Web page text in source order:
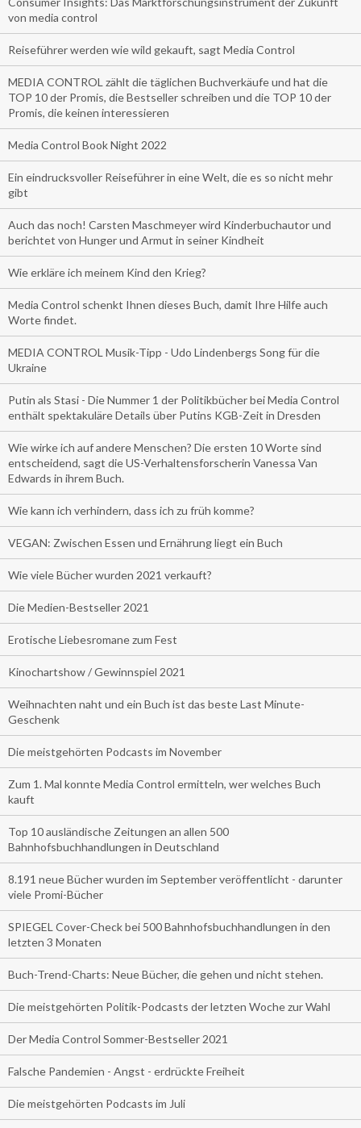
von media control
Reiseführer werden wie wild gekauft, sagt Media Control
MEDIA CONTROL zählt die täglichen Buchverkäufe und hat die
TOP 10 der Promis, die Bestseller schreiben und die TOP 10 der
Promis, die keinen interessieren
Media Control Book Night 2022
Ein eindrucksvoller Reiseführer in eine Welt, die es so nicht mehr
gibt
Auch das noch! Carsten Maschmeyer wird Kinderbuchautor und
berichtet von Hunger und Armut in seiner Kindheit
Wie erkläre ich meinem Kind den Krieg?
Media Control schenkt Ihnen dieses Buch, damit Ihre Hilfe auch
Worte findet.
MEDIA CONTROL Musik-Tipp - Udo Lindenbergs Song für die
Ukraine
Putin als Stasi - Die Nummer 1 der Politikbücher bei Media Control
enthält spektakuläre Details über Putins KGB-Zeit in Dresden
Wie wirke ich auf andere Menschen? Die ersten 10 Worte sind
entscheidend, sagt die US-Verhaltensforscherin Vanessa Van
Edwards in ihrem Buch.
Wie kann ich verhindern, dass ich zu früh komme?
VEGAN: Zwischen Essen und Ernährung liegt ein Buch
Wie viele Bücher wurden 2021 verkauft?
Die Medien-Bestseller 2021
Erotische Liebesromane zum Fest
Kinochartshow / Gewinnspiel 2021
Weihnachten naht und ein Buch ist das beste Last Minute-
Geschenk
Die meistgehörten Podcasts im November
Zum 1. Mal konnte Media Control ermitteln, wer welches Buch
kauft
Top 10 ausländische Zeitungen an allen 500
Bahnhofsbuchhandlungen in Deutschland
8.191 neue Bücher wurden im September veröffentlicht - darunter
viele Promi-Bücher
SPIEGEL Cover-Check bei 500 Bahnhofsbuchhandlungen in den
letzten 3 Monaten
Buch-Trend-Charts: Neue Bücher, die gehen und nicht stehen.
Die meistgehörten Politik-Podcasts der letzten Woche zur Wahl
Der Media Control Sommer-Bestseller 2021
Falsche Pandemien - Angst - erdrückte Freiheit
Die meistgehörten Podcasts im Juli